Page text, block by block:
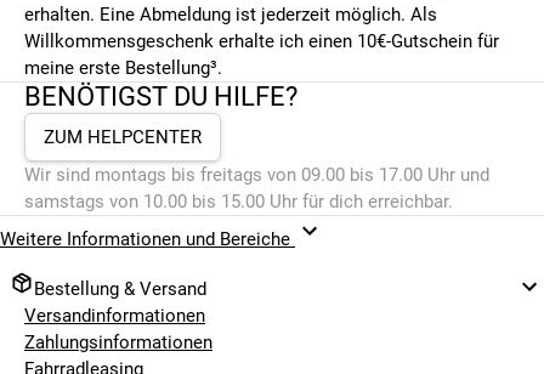
erhalten. Eine Abmeldung ist jederzeit möglich. Als
Willkommensgeschenk erhalte ich einen 10€-Gutschein für
meine erste Bestellung³.
BENÖTIGST DU HILFE?
ZUM HELPCENTER
Wir sind montags bis freitags von 09.00 bis 17.00 Uhr und
samstags von 10.00 bis 15.00 Uhr für dich erreichbar.
Weitere Informationen und Bereiche
Bestellung & Versand
Versandinformationen
Zahlungsinformationen
Fahrradleasing